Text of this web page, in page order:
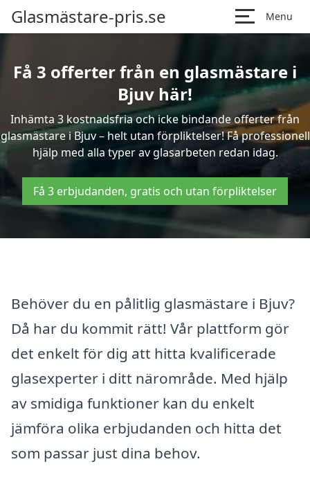
Glasmästare-pris.se Menu
Få 3 offerter från en glasmästare i
Bjuv här!
Inhämta 3 kostnadsfria och icke bindande offerter från
glasmästare i Bjuv – helt utan förpliktelser! Få professionell
hjälp med alla typer av glasarbeten redan idag.
Få 3 erbjudanden, gratis och utan förpliktelser
Behöver du en pålitlig glasmästare i Bjuv?
Då har du kommit rätt! Vår plattform gör
det enkelt för dig att hitta kvalificerade
glasexperter i ditt närområde. Med hjälp
av smidiga funktioner kan du enkelt
jämföra olika erbjudanden och hitta det
som passar just dina behov.